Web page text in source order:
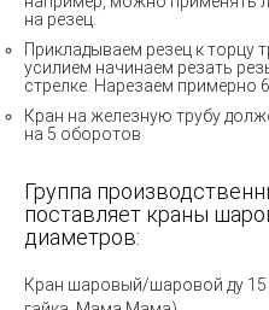
на резец.
Прикладываем резец к торцу
усилием начинаем резать
стрелке. Нарезаем примерно
Кран на железную трубу
на 5 оборотов
Группа
поставляет краны
диаметров:
Кран шаровый/шаровой ду